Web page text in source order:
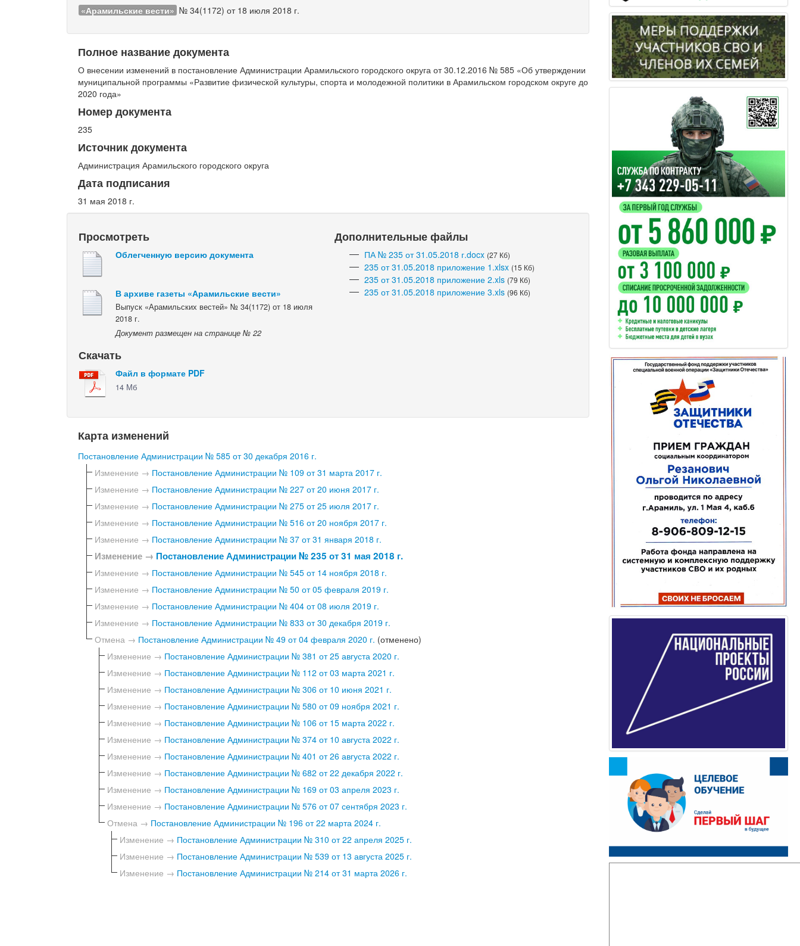
«Арамильские вести» № 34(1172) от 18 июля 2018 г.
Полное название документа
О внесении изменений в постановление Администрации Арамильского городского округа от 30.12.2016 № 585 «Об утверждении
муниципальной программы «Развитие физической культуры, спорта и молодежной политики в Арамильском городском округе до
2020 года»
Номер документа
235
Источник документа
Администрация Арамильского городского округа
Дата подписания
31 мая 2018 г.
Просмотреть
Облегченную версию документа
В архиве газеты «Арамильские вести»
Выпуск «Арамильских вестей» № 34(1172) от 18 июля
2018 г.
Документ размещен на странице № 22
Скачать
Файл в формате PDF
14 Мб
Дополнительные файлы
ПА № 235 от 31.05.2018 г.docx (27 Кб)
235 от 31.05.2018 приложение 1.xlsx (15 Кб)
235 от 31.05.2018 приложение 2.xls (79 Кб)
235 от 31.05.2018 приложение 3.xls (96 Кб)
Карта изменений
Постановление Администрации № 585 от 30 декабря 2016 г.
Изменение → Постановление Администрации № 109 от 31 марта 2017 г.
Изменение → Постановление Администрации № 227 от 20 июня 2017 г.
Изменение → Постановление Администрации № 275 от 25 июля 2017 г.
Изменение → Постановление Администрации № 516 от 20 ноября 2017 г.
Изменение → Постановление Администрации № 37 от 31 января 2018 г.
Изменение → Постановление Администрации № 235 от 31 мая 2018 г.
Изменение → Постановление Администрации № 545 от 14 ноября 2018 г.
Изменение → Постановление Администрации № 50 от 05 февраля 2019 г.
Изменение → Постановление Администрации № 404 от 08 июля 2019 г.
Изменение → Постановление Администрации № 833 от 30 декабря 2019 г.
Отмена → Постановление Администрации № 49 от 04 февраля 2020 г. (отменено)
Изменение → Постановление Администрации № 381 от 25 августа 2020 г.
Изменение → Постановление Администрации № 112 от 03 марта 2021 г.
Изменение → Постановление Администрации № 306 от 10 июня 2021 г.
Изменение → Постановление Администрации № 580 от 09 ноября 2021 г.
Изменение → Постановление Администрации № 106 от 15 марта 2022 г.
Изменение → Постановление Администрации № 374 от 10 августа 2022 г.
Изменение → Постановление Администрации № 401 от 26 августа 2022 г.
Изменение → Постановление Администрации № 682 от 22 декабря 2022 г.
Изменение → Постановление Администрации № 169 от 03 апреля 2023 г.
Изменение → Постановление Администрации № 576 от 07 сентября 2023 г.
Отмена → Постановление Администрации № 196 от 22 марта 2024 г.
Изменение → Постановление Администрации № 310 от 22 апреля 2025 г.
Изменение → Постановление Администрации № 539 от 13 августа 2025 г.
Изменение → Постановление Администрации № 214 от 31 марта 2026 г.